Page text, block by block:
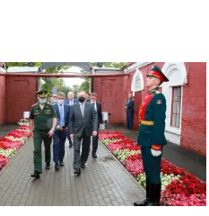
Морской